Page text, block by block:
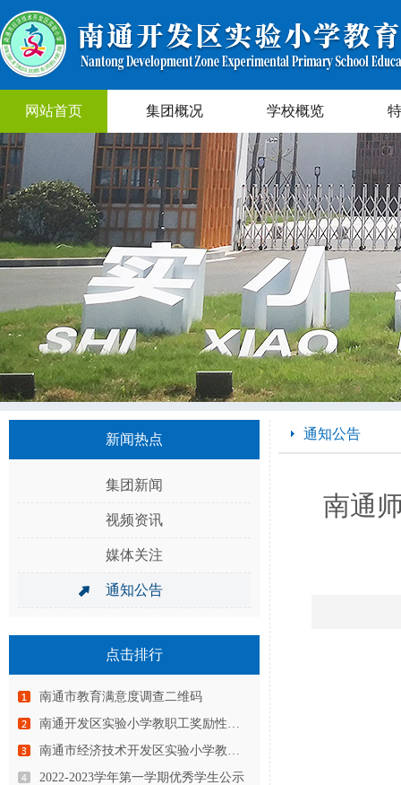
网站首页 集团概况 学校概览
新闻热点
集团新闻
视频资讯
媒体关注
通知公告
点击排行
南通市教育满意度调查二维码
南通开发区实验小学教职工奖励性绩…
南通市经济技术开发区实验小学教育…
2022-2023学年第一学期优秀学生公示
通知公告
南通